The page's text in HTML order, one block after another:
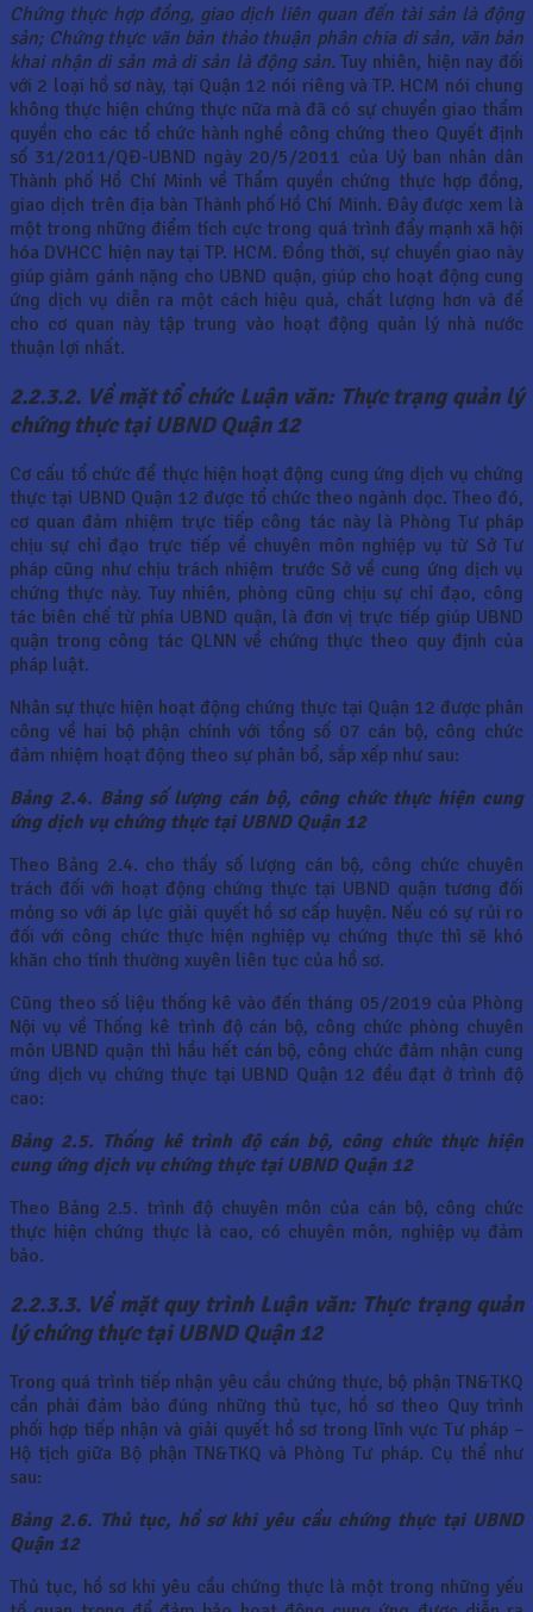
Chứng thực hợp đồng, giao dịch liên quan đến tài sản là động
sản; Chứng thực văn bản thảo thuận phân chia di sản, văn bản
khai nhận di sản mà di sản là động sản.Tuy nhiên, hiện nay đối
với 2 loại hồ sơ này, tại Quận 12 nói riêng và TP. HCM nói chung
không thực hiện chứng thực nữa mà đã có sự chuyển giao thẩm
quyền cho các tổ chức hành nghề công chứng theo Quyết định
số 31/2011/QĐ-UBND ngày 20/5/2011 của Uỷ ban nhân dân
Thành phố Hồ Chí Minh về Thẩm quyền chứng thực hợp đồng,
giao dịch trên địa bàn Thành phố Hồ Chí Minh. Đây được xem là
một trong những điểm tích cực trong quá trình đẩy mạnh xã hội
hóa DVHCC hiện nay tại TP. HCM. Đồng thời, sự chuyển giao này
giúp giảm gánh nặng cho UBND quận, giúp cho hoạt động cung
ứng dịch vụ diễn ra một cách hiệu quả, chất lượng hơn và để
cho cơ quan này tập trung vào hoạt động quản lý nhà nước
thuận lợi nhất.
2.2.3.2. Về mặt tổ chức Luận văn: Thực trạng quản lý
chứng thực tại UBND Quận 12
Cơ cấu tổ chức để thực hiện hoạt động cung ứng dịch vụ chứng
thực tại UBND Quận 12 được tổ chức theo ngành dọc. Theo đó,
cơ quan đảm nhiệm trực tiếp công tác này là Phòng Tư pháp
chịu sự chỉ đạo trực tiếp về chuyên môn nghiệp vụ từ Sở Tư
pháp cũng như chịu trách nhiệm trước Sở về cung ứng dịch vụ
chứng thực này. Tuy nhiên, phòng cũng chịu sự chỉ đạo, công
tác biên chế từ phía UBND quận, là đơn vị trực tiếp giúp UBND
quận trong công tác QLNN về chứng thực theo quy định của
pháp luật.
Nhân sự thực hiện hoạt động chứng thực tại Quận 12 được phân
công về hai bộ phận chính với tổng số 07 cán bộ, công chức
đảm nhiệm hoạt động theo sự phân bổ, sắp xếp như sau:
Bảng 2.4. Bảng số lượng cán bộ, công chức thực hiện cung
ứng dịch vụ chứng thực tại UBND Quận 12
Theo Bảng 2.4. cho thấy số lượng cán bộ, công chức chuyên
trách đối với hoạt động chứng thực tại UBND quận tương đối
mỏng so với áp lực giải quyết hồ sơ cấp huyện. Nếu có sự rủi ro
đối với công chức thực hiện nghiệp vụ chứng thực thì sẽ khó
khăn cho tính thường xuyên liên tục của hồ sơ.
Cũng theo số liệu thống kê vào đến tháng 05/2019 của Phòng
Nội vụ về Thống kê trình độ cán bộ, công chức phòng chuyên
môn UBND quận thì hầu hết cán bộ, công chức đảm nhận cung
ứng dịch vụ chứng thực tại UBND Quận 12 đều đạt ở trình độ
cao:
Bảng 2.5. Thống kê trình độ cán bộ, công chức thực hiện
cung ứng dịch vụ chứng thực tại UBND Quận 12
Theo Bảng 2.5. trình độ chuyên môn của cán bộ, công chức
thực hiện chứng thực là cao, có chuyên môn, nghiệp vụ đảm
bảo.
2.2.3.3. Về mặt quy trình Luận văn: Thực trạng quản
lý chứng thực tại UBND Quận 12
Trong quá trình tiếp nhận yêu cầu chứng thực, bộ phận TN&TKQ
cần phải đảm bảo đúng những thủ tục, hồ sơ theo Quy trình
phối hợp tiếp nhận và giải quyết hồ sơ trong lĩnh vực Tư pháp –
Hộ tịch giữa Bộ phận TN&TKQ và Phòng Tư pháp. Cụ thể như
sau:
Bảng 2.6. Thủ tục, hồ sơ khi yêu cầu chứng thực tại UBND
Quận 12
Thủ tục, hồ sơ khi yêu cầu chứng thực là một trong những yếu